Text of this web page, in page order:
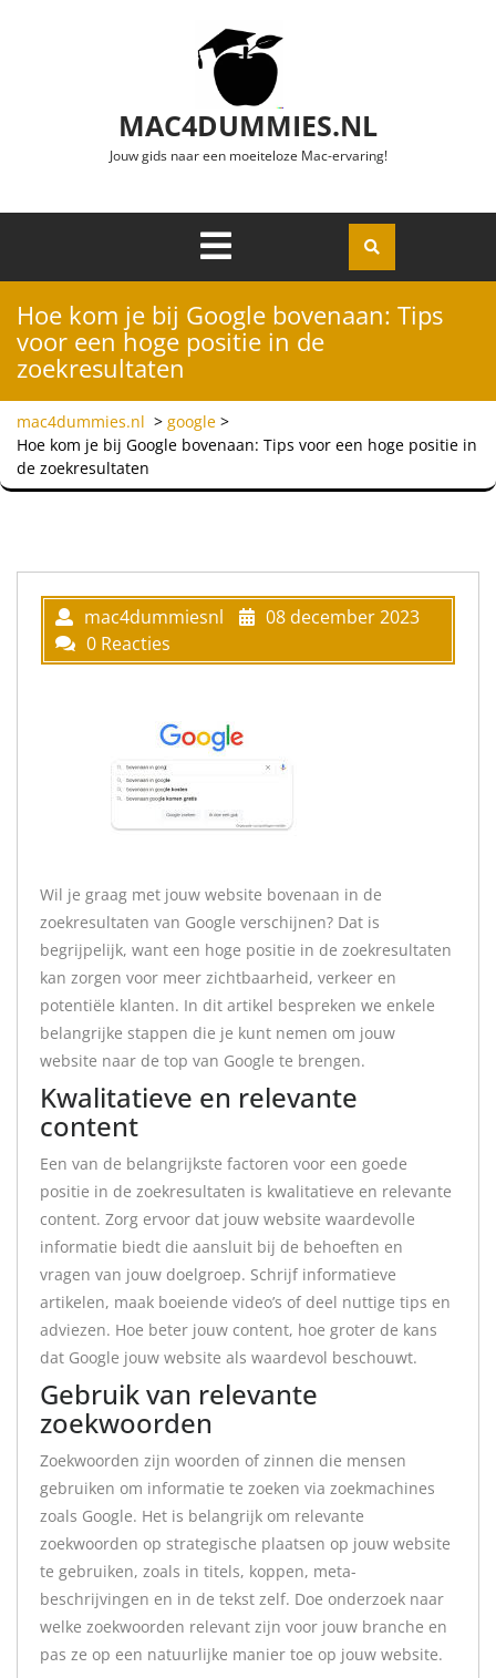
MAC4DUMMIES.NL
Jouw gids naar een moeiteloze Mac-ervaring!
Openen
Hoe kom je bij Google bovenaan: Tips
voor een hoge positie in de
zoekresultaten
mac4dummies.nl > google >
Hoe kom je bij Google bovenaan: Tips voor een hoge positie in
de zoekresultaten
mac4dummiesnl
08 december 2023
0 Reacties
Wil je graag met jouw website bovenaan in de
zoekresultaten van Google verschijnen? Dat is
begrijpelijk, want een hoge positie in de zoekresultaten
kan zorgen voor meer zichtbaarheid, verkeer en
potentiële klanten. In dit artikel bespreken we enkele
belangrijke stappen die je kunt nemen om jouw
website naar de top van Google te brengen.
Kwalitatieve en relevante
content
Een van de belangrijkste factoren voor een goede
positie in de zoekresultaten is kwalitatieve en relevante
content. Zorg ervoor dat jouw website waardevolle
informatie biedt die aansluit bij de behoeften en
vragen van jouw doelgroep. Schrijf informatieve
artikelen, maak boeiende video’s of deel nuttige tips en
adviezen. Hoe beter jouw content, hoe groter de kans
dat Google jouw website als waardevol beschouwt.
Gebruik van relevante
zoekwoorden
Zoekwoorden zijn woorden of zinnen die mensen
gebruiken om informatie te zoeken via zoekmachines
zoals Google. Het is belangrijk om relevante
zoekwoorden op strategische plaatsen op jouw website
te gebruiken, zoals in titels, koppen, meta-
beschrijvingen en in de tekst zelf. Doe onderzoek naar
welke zoekwoorden relevant zijn voor jouw branche en
pas ze op een natuurlijke manier toe op jouw website.